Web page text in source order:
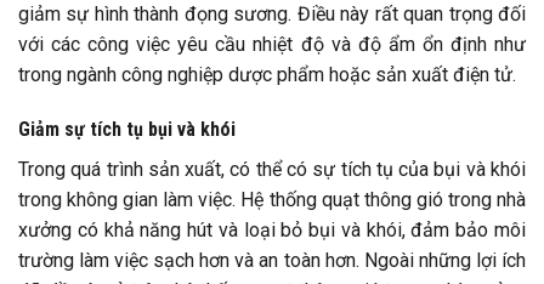
giảm sự hình thành đọng sương. Điều này rất quan trọng đối
với các công việc yêu cầu nhiệt độ và độ ẩm ổn định như
trong ngành công nghiệp dược phẩm hoặc sản xuất điện tử.
Giảm sự tích tụ bụi và khói
Trong quá trình sản xuất, có thể có sự tích tụ của bụi và khói
trong không gian làm việc. Hệ thống quạt thông gió trong nhà
xưởng có khả năng hút và loại bỏ bụi và khói, đảm bảo môi
trường làm việc sạch hơn và an toàn hơn. Ngoài những lợi ích